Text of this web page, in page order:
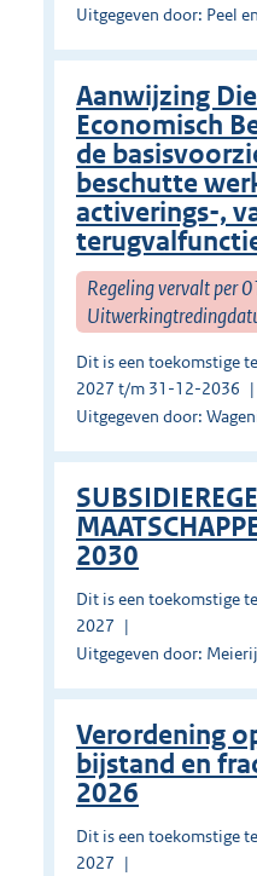
Uitgegeven door: Peel
Aanwijzing
Economisch
de
beschutte
activerings-,
Regeling vervalt per
Dit is een toekomstige
2027 t/m 31-12-2036
Uitgegeven door:
2030
Dit is een toekomstige
2027
Uitgegeven door:
Verordening
bijstand en
2026
Dit is een toekomstige
2027